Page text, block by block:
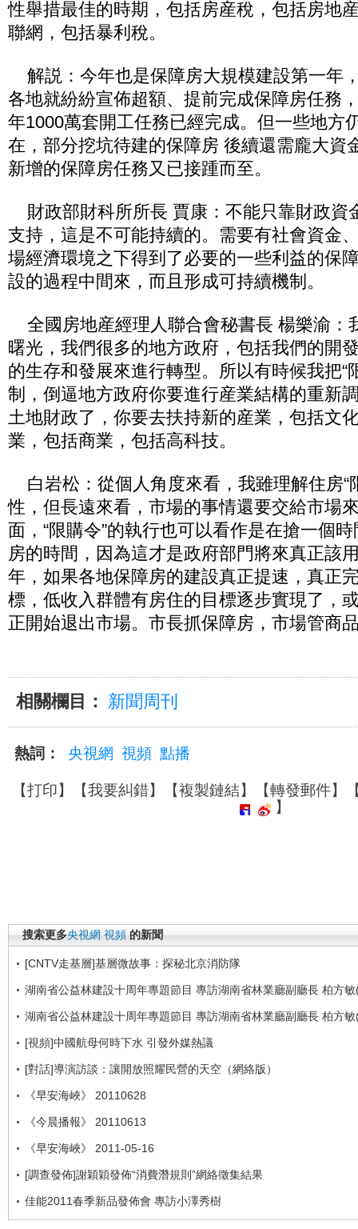
性舉措最佳的時期，包括房産稅，包括房地
聯網，包括暴利稅。
解説：今年也是保障房大規模建設第一年
各地就紛紛宣佈超額、提前完成保障房任務
年1000萬套開工任務已經完成。但一些地方
在，部分挖坑待建的保障房 後續還需龐大資
新增的保障房任務又已接踵而至。
財政部財科所所長 賈康：不能只靠財政資
支持，這是不可能持續的。需要有社會資金
場經濟環境之下得到了必要的一些利益的保
設的過程中間來，而且形成可持續機制。
全國房地産經理人聯合會秘書長 楊樂渝：
曙光，我們很多的地方政府，包括我們的開
的生存和發展來進行轉型。所以有時候我把“
制，倒逼地方政府你要進行産業結構的重新
土地財政了，你要去扶持新的産業，包括文
業，包括商業，包括高科技。
白岩松：從個人角度來看，我雖理解住房“
性，但長遠來看，市場的事情還要交給市場
面，“限購令”的執行也可以看作是在搶一個
房的時間，因為這才是政府部門將來真正該
年，如果各地保障房的建設真正提速，真正
標，低收入群體有房住的目標逐步實現了，
正開始退出市場。市長抓保障房，市場管商
相關欄目： 新聞周刊
熱詞： 央視網 視頻 點播
【打印】【我要糾錯】【複製鏈結】【轉發郵件】
】
搜索更多央視網 視頻 的新聞
[CNTV走基層]基層微故事：探秘北京消防隊
湖南省公益林建設十周年專題節目 專訪湖南省林業廳副廳長 柏方
湖南省公益林建設十周年專題節目 專訪湖南省林業廳副廳長 柏方
[視頻]中國航母何時下水 引發外媒熱議
[對話]導演訪談：讓開放照耀民營的天空（網絡版）
《早安海峽》 20110628
《今晨播報》 20110613
《早安海峽》 2011-05-16
[調查發佈]謝穎穎發佈“消費潛規則”網絡徵集結果
佳能2011春季新品發佈會 專訪小澤秀樹